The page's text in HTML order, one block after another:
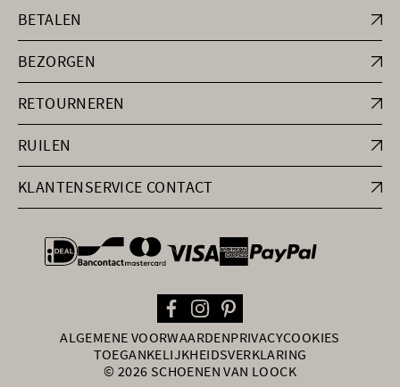
BETALEN
BEZORGEN
RETOURNEREN
RUILEN
KLANTENSERVICE CONTACT
general.paymentOptions
ALGEMENE VOORWAARDENPRIVACYCOOKIES
TOEGANKELIJKHEIDSVERKLARING
© 2026 SCHOENEN VAN LOOCK